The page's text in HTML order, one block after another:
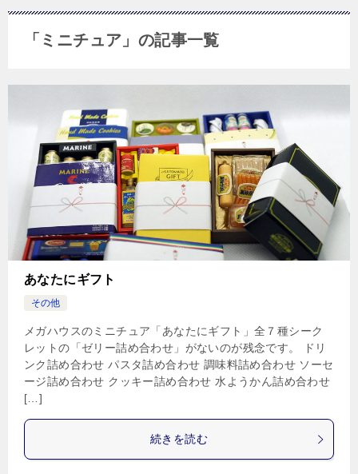
「ミニチュア」の記事一覧
あなたにギフト
その他
メガハウスのミニチュア「あなたにギフト」全７種シーク
レットの「ゼリー詰め合わせ」がないのが残念です。 ドリ
ンク詰め合わせ パスタ詰め合わせ 調味料詰め合わせ ソーセ
ージ詰め合わせ クッキー詰め合わせ 水ようかん詰め合わせ
[…]
続きを読む